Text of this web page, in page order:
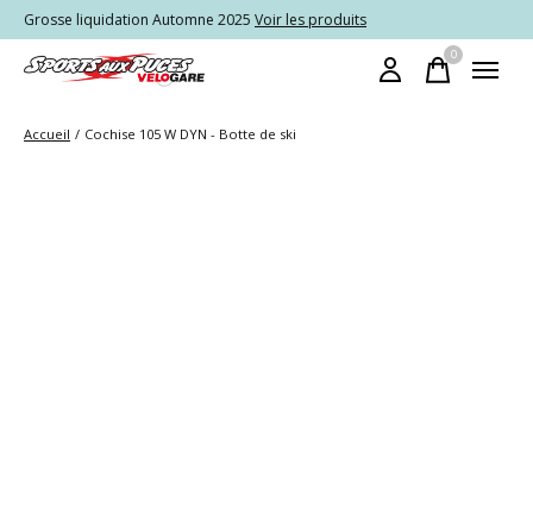
Grosse liquidation Automne 2025 Voir les produits
0items
Accueil / Cochise 105 W DYN - Botte de ski